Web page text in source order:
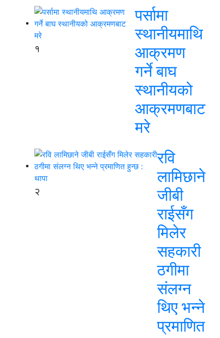
१
पर्सामा
स्थानीयमाथि
आक्रमण
गर्ने बाघ
स्थानीयको
आक्रमणबाट
मरे
२
रवि
लामिछाने
जीबी
राईसँग
मिलेर
सहकारी
ठगीमा
संलग्न
थिए भन्ने
प्रमाणित